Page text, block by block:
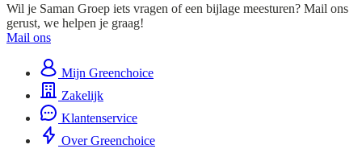
Wil je Saman Groep iets vragen of een bijlage meesturen? Mail ons
gerust, we helpen je graag!
Mail ons
Mijn Greenchoice
Zakelijk
Klantenservice
Over Greenchoice